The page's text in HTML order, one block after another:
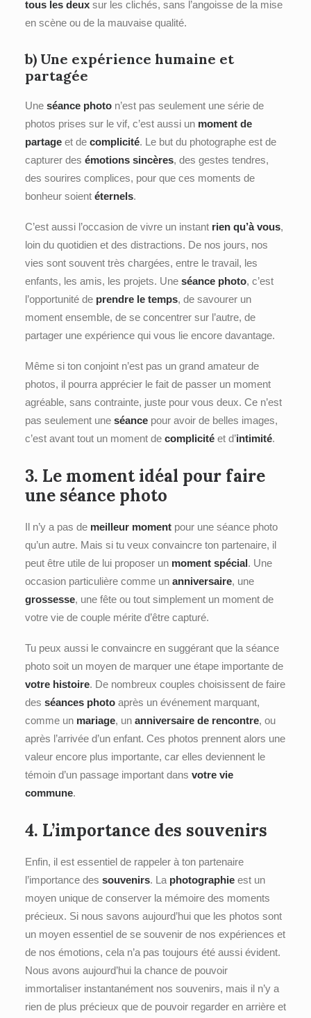
tous les deux sur les clichés, sans l’angoisse de la mise
en scène ou de la mauvaise qualité.
b) Une expérience humaine et
partagée
Une séance photo n’est pas seulement une série de
photos prises sur le vif, c’est aussi un moment de
partage et de complicité. Le but du photographe est de
capturer des émotions sincères, des gestes tendres,
des sourires complices, pour que ces moments de
bonheur soient éternels.
C’est aussi l’occasion de vivre un instant rien qu’à vous,
loin du quotidien et des distractions. De nos jours, nos
vies sont souvent très chargées, entre le travail, les
enfants, les amis, les projets. Une séance photo, c’est
l’opportunité de prendre le temps, de savourer un
moment ensemble, de se concentrer sur l’autre, de
partager une expérience qui vous lie encore davantage.
Même si ton conjoint n’est pas un grand amateur de
photos, il pourra apprécier le fait de passer un moment
agréable, sans contrainte, juste pour vous deux. Ce n’est
pas seulement une séance pour avoir de belles images,
c’est avant tout un moment de complicité et d’intimité.
3. Le momentidéal pour faire
une séance photo
Il n’y a pas de meilleur moment pour une séance photo
qu’un autre. Mais si tu veux convaincre ton partenaire, il
peut être utile de lui proposer un moment spécial. Une
occasion particulière comme un anniversaire, une
grossesse, une fête ou tout simplement un moment de
votre vie de couple mérite d’être capturé.
Tu peux aussi le convaincre en suggérant que la séance
photo soit un moyen de marquer une étape importante de
votre histoire. De nombreux couples choisissent de faire
des séances photo après un événement marquant,
comme un mariage, un anniversaire de rencontre, ou
après l’arrivée d’un enfant. Ces photos prennent alors une
valeur encore plus importante, car elles deviennent le
témoin d’un passage important dans votre vie
commune.
4. L’importance des souvenirs
Enfin, il est essentiel de rappeler à ton partenaire
l’importance des souvenirs. La photographie est un
moyen unique de conserver la mémoire des moments
précieux. Si nous savons aujourd’hui que les photos sont
un moyen essentiel de se souvenir de nos expériences et
de nos émotions, cela n’a pas toujours été aussi évident.
Nous avons aujourd’hui la chance de pouvoir
immortaliser instantanément nos souvenirs, mais il n’y a
rien de plus précieux que de pouvoir regarder en arrière et